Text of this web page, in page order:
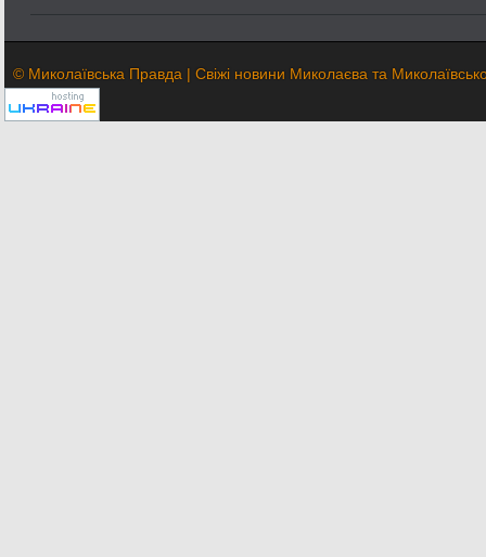
© Миколаївська Правда | Свіжі новини Миколаєва та